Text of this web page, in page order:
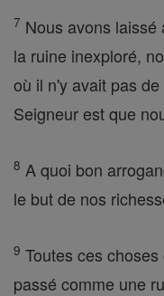
7 Nous avons laissé
la ruine inexploré,
où il n'y avait pas
Seigneur est que
8 A quoi bon
le but de nos
9 Toutes ces
passé comme une